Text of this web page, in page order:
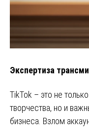
Экспертиза
TikTok – это не
творчества, но и
бизнеса. Взлом